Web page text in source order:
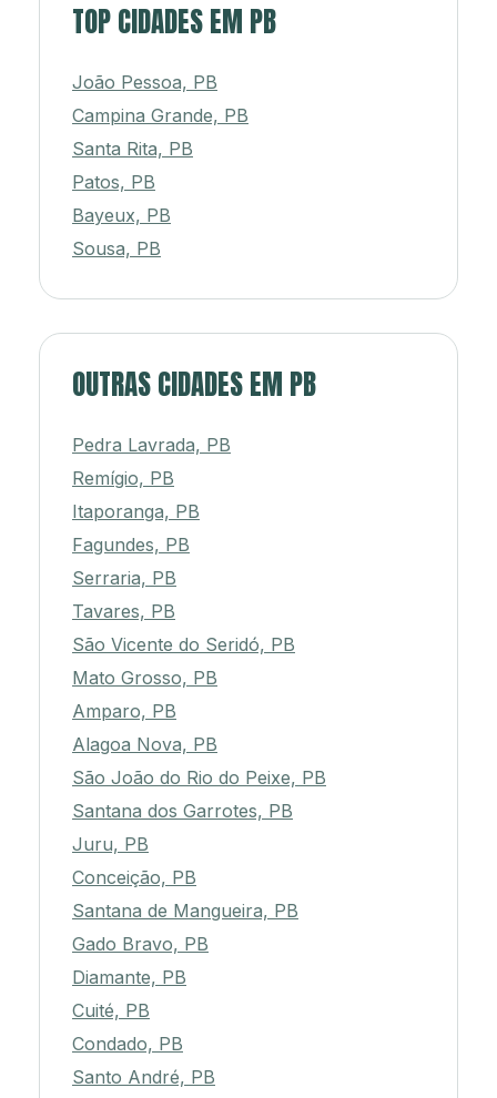
TOP CIDADES EM PB
João Pessoa, PB
Campina Grande, PB
Santa Rita, PB
Patos, PB
Bayeux, PB
Sousa, PB
OUTRAS CIDADES EM PB
Pedra Lavrada, PB
Remígio, PB
Itaporanga, PB
Fagundes, PB
Serraria, PB
Tavares, PB
São Vicente do Seridó, PB
Mato Grosso, PB
Amparo, PB
Alagoa Nova, PB
São João do Rio do Peixe, PB
Santana dos Garrotes, PB
Juru, PB
Conceição, PB
Santana de Mangueira, PB
Gado Bravo, PB
Diamante, PB
Cuité, PB
Condado, PB
Santo André, PB